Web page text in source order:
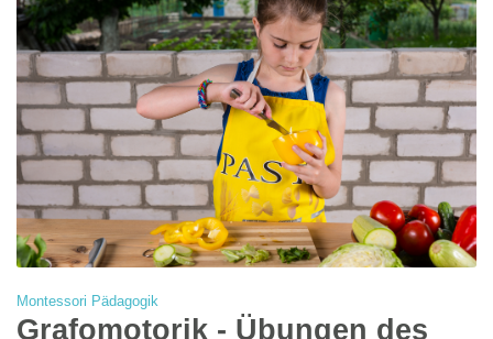
Montessori Pädagogik
Grafomotorik - Übungen des